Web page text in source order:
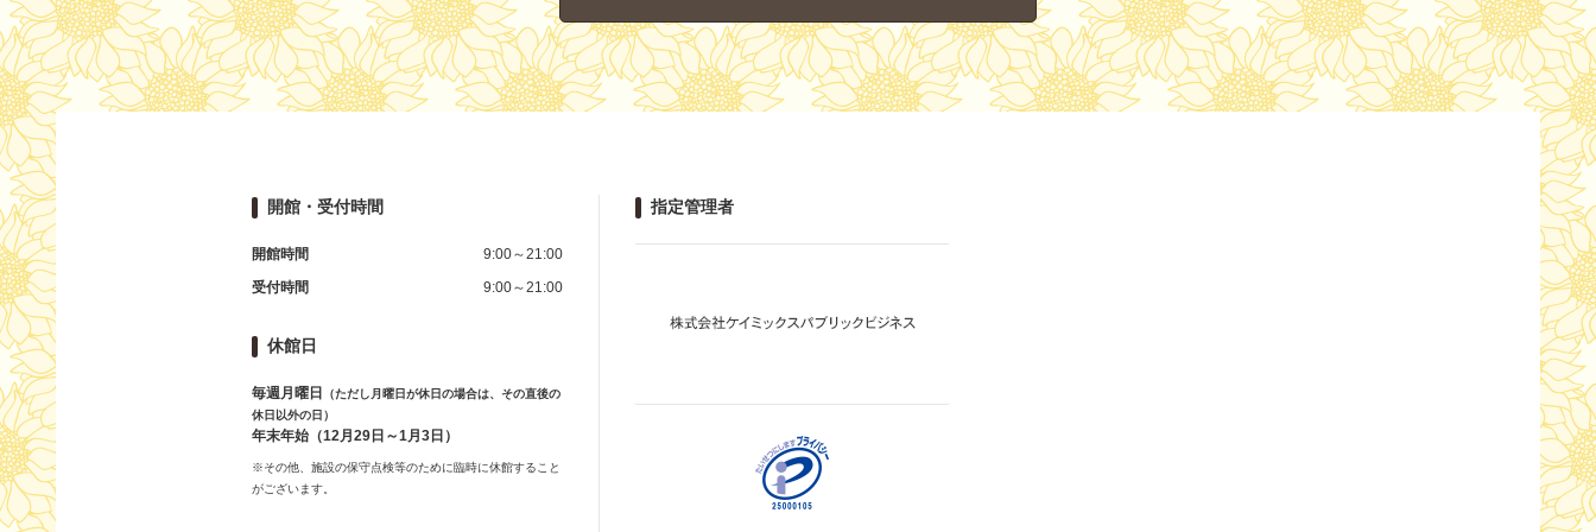
開館・受付時間
開館時間
9:00～21:00
受付時間
9:00～21:00
休館日
毎週月曜日
（ただし月曜日が休日の場合は、その直後の
休日以外の日）
年末年始（12月29日～1月3日）
※その他、施設の保守点検等のために臨時に休館すること
がございます。
指定管理者